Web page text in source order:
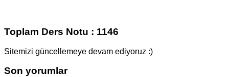
Toplam Ders Notu : 1146
Sitemizi güncellemeye devam ediyoruz :)
Son yorumlar